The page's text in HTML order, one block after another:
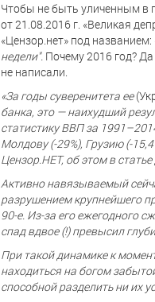
Чтобы не быть уличенным в
от 21.08.2016 г. «Великая
«Цензор.нет» под названием:
недели". Почему 2016 год?
не написали.
«За годы суверенитета ее
банка, это — наихудший
статистику ВВП за
Молдову (-29%), Грузию (-
Цензор.НЕТ, об этом в
Активно навязываемый
разрушением крупнейшего
90-е. Из-за его ежегодного
спад вдвое (!) превысил
При такой динамике к
находиться на богом
способной разделить ни их